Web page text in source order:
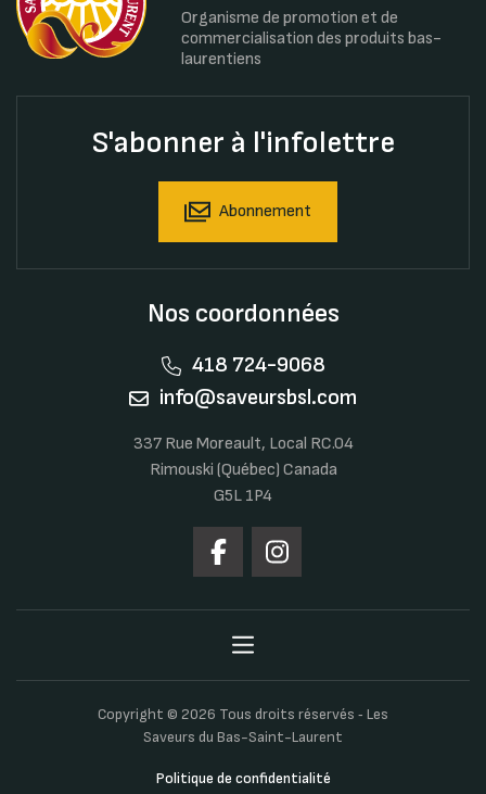
Organisme de promotion et de
commercialisation des produits bas-
laurentiens
S'abonner à l'infolettre
Abonnement
Nos coordonnées
418 724-9068
info@saveursbsl.com
337 Rue Moreault, Local RC.04
Rimouski (Québec) Canada
G5L 1P4
Copyright © 2026 Tous droits réservés ‐ Les
Saveurs du Bas-Saint-Laurent
Politique de confidentialité